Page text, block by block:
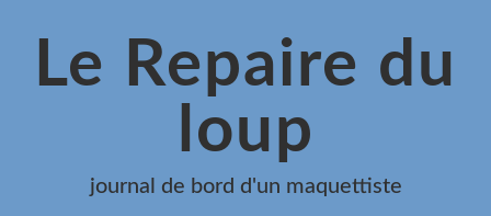
Le Repaire du
loup
journal de bord d'un maquettiste